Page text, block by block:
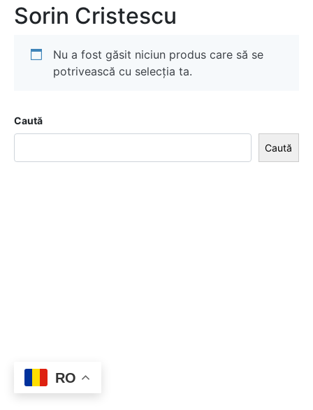
Sorin Cristescu
Nu a fost găsit niciun produs care să se
potrivească cu selecția ta.
Caută
Caută
RO